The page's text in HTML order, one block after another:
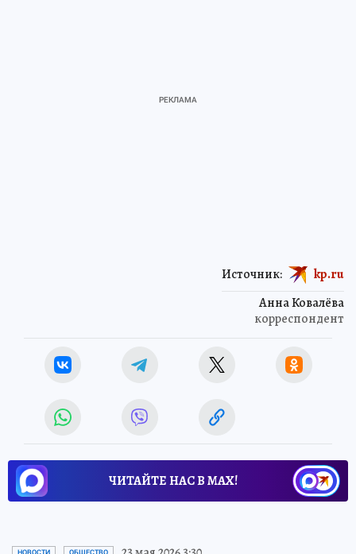
Анна Ковалёва
корреспондент
Источник: kp.ru
ЧИТАЙТЕ НАС В МАХ!